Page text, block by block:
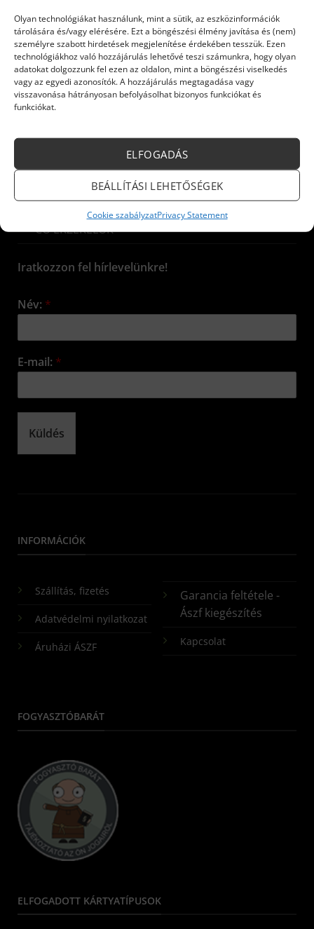
Olyan technológiákat használunk, mint a sütik, az eszközinformációk
tárolására és/vagy elérésére. Ezt a böngészési élmény javítása és (nem)
személyre szabott hirdetések megjelenítése érdekében tesszük. Ezen
technológiákhoz való hozzájárulás lehetővé teszi számunkra, hogy olyan
adatokat dolgozzunk fel ezen az oldalon, mint a böngészési viselkedés
vagy az egyedi azonosítók. A hozzájárulás megtagadása vagy
visszavonása hátrányosan befolyásolhat bizonyos funkciókat és
funkciókat.
ELFOGADÁS
BEÁLLÍTÁSI LEHETŐSÉGEK
Cookie szabályzatPrivacy Statement
Elfogyott
TOVÁBB OLVASOM
Kazánok és készülékek
ELEKTROMOS KÉSZÜLÉKEK
CO ÉRZÉKELŐK
Iratkozzon fel hírlevelünkre!
Név: *
E-mail: *
Küldés
INFORMÁCIÓK
Szállítás, fizetés
Adatvédelmi nyilatkozat
Áruházi ÁSZF
Garancia feltétele -
Ászf kiegészítés
Kapcsolat
FOGYASZTÓBARÁT
ELFOGADOTT KÁRTYATÍPUSOK